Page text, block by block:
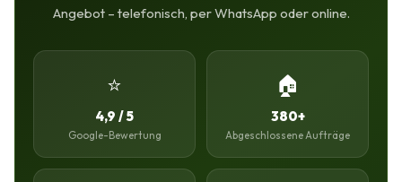
Angebot – telefonisch, per WhatsApp oder online.
⭐
4,9 / 5
Google-Bewertung
🏠
380+
Abgeschlossene Aufträge